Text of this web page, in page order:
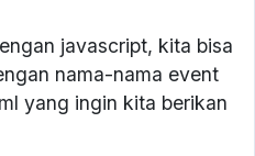
javascript, kita bisa
nama-nama event
yang ingin kita berikan